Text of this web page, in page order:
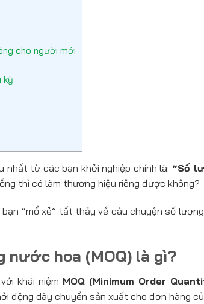
cho người mới
kỳ
nhất từ các bạn khởi nghiệp chính là: “Số
thì có làm thương hiệu riêng được không?
“mổ xẻ” tất thảy về câu chuyện số
nước hoa (MOQ) là gì?
khái niệm MOQ (Minimum Order
động dây chuyền sản xuất cho đơn hàng